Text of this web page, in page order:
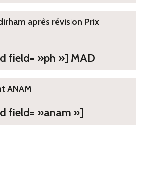
après révision Prix
field= »ph »] MAD
ANAM
field= »anam »]